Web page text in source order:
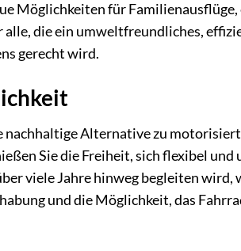
Möglichkeiten für Familienausflüge,
alle, die ein umweltfreundliches,
gerecht wird.
nachhaltige Alternative zu
Sie die Freiheit, sich flexibel
viele Jahre hinweg begleiten
und die Möglichkeit, das